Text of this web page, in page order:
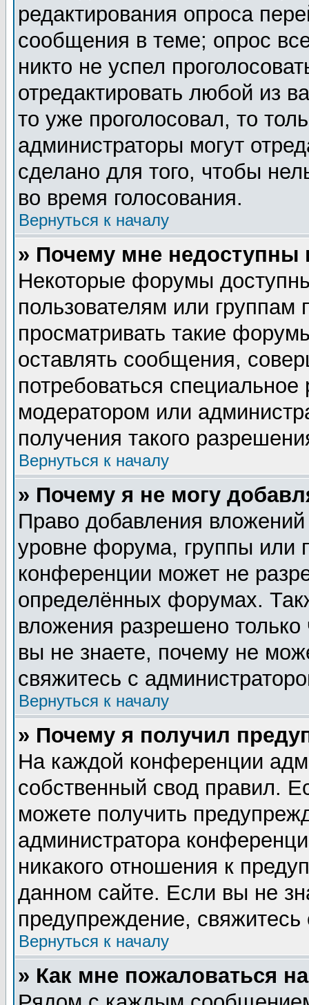
редактирования опроса
сообщения в теме; опрос
никто не успел
отредактировать любой из
то уже проголосовал, то
администраторы могут
сделано для того, чтобы
во время голосования.
Вернуться к началу
» Почему мне
Некоторые форумы
пользователям или группам
просматривать такие
оставлять сообщения,
потребоваться
модератором или
получения такого
Вернуться к началу
» Почему я не могу
Право добавления
уровне форума, группы или
конференции может не
определённых форумах.
вложения разрешено
вы не знаете, почему не
свяжитесь с
Вернуться к началу
» Почему я получил
На каждой конференции
собственный свод правил.
можете получить
администратора
никакого отношения к
данном сайте. Если вы не
предупреждение,
Вернуться к началу
» Как мне пожаловаться